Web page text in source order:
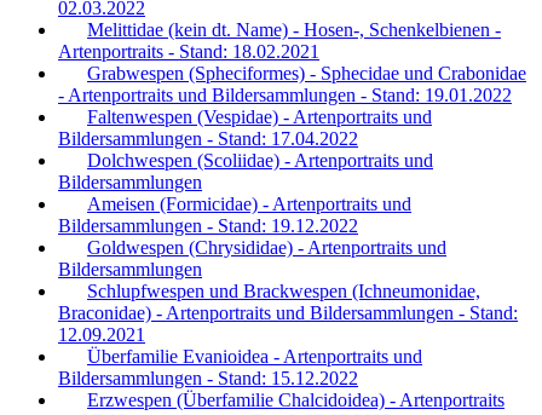
02.03.2022
Melittidae (kein dt. Name) - Hosen-, Schenkelbienen -
Artenportraits - Stand: 18.02.2021
Grabwespen (Spheciformes) - Sphecidae und Crabonidae
- Artenportraits und Bildersammlungen - Stand: 19.01.2022
Faltenwespen (Vespidae) - Artenportraits und
Bildersammlungen - Stand: 17.04.2022
Dolchwespen (Scoliidae) - Artenportraits und
Bildersammlungen
Ameisen (Formicidae) - Artenportraits und
Bildersammlungen - Stand: 19.12.2022
Goldwespen (Chrysididae) - Artenportraits und
Bildersammlungen
Schlupfwespen und Brackwespen (Ichneumonidae,
Braconidae) - Artenportraits und Bildersammlungen - Stand:
12.09.2021
Überfamilie Evanioidea - Artenportraits und
Bildersammlungen - Stand: 15.12.2022
Erzwespen (Überfamilie Chalcidoidea) - Artenportraits